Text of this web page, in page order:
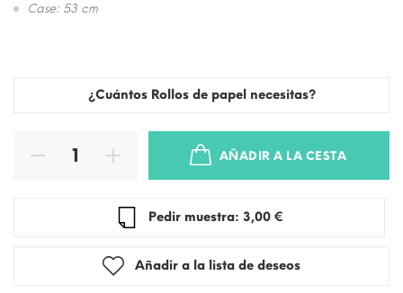
Case: 53 cm
¿Cuántos Rollos de papel necesitas?
AÑADIR A LA CESTA
Pedir muestra: 3,00 €
Añadir a la lista de deseos